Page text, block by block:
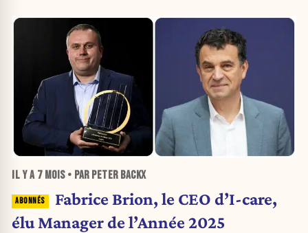
IL Y A 7 MOIS• PAR PETER BACKX
Fabrice Brion, le CEO d’I-care,
élu Manager de l’Année 2025